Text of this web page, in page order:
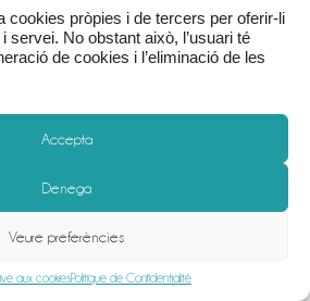
cookies pròpies i de tercers per oferir-li
servei. No obstant això, l’usuari té
de cookies i l’eliminació de les
Accepta
Denega
Veure preferències
aux cookiesPolitique de Confidentialité
info@hostallacreu.com